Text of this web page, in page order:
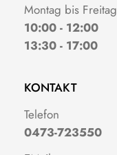
Montag bis Freitag
10:00 - 12:00
13:30 - 17:00
KONTAKT
Telefon
0473-723550